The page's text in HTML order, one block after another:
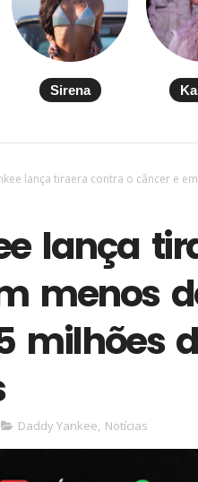
Sirena
lança tiraera contra o câncer e
lança
menos
milhões
Daddy Yankee, Notícias